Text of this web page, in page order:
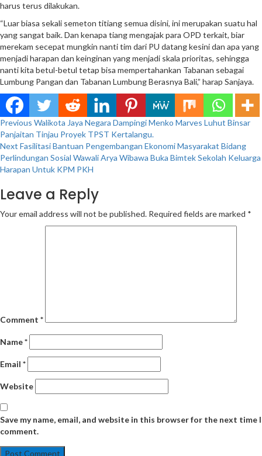
harus terus dilakukan.
“Luar biasa sekali semeton titiang semua disini, ini merupakan suatu hal
yang sangat baik. Dan kenapa tiang mengajak para OPD terkait, biar
merekam secepat mungkin nanti tim dari PU datang kesini dan apa yang
menjadi harapan dan keinginan yang menjadi skala prioritas, sehingga
nanti kita betul-betul tetap bisa mempertahankan Tabanan sebagai
Lumbung Pangan dan Tabanan Lumbung Berasnya Bali,” harap Sanjaya.
Continue
Reading
Previous Walikota Jaya Negara Dampingi Menko Marves Luhut Binsar
Panjaitan Tinjau Proyek TPST Kertalangu.
Next Fasilitasi Bantuan Pengembangan Ekonomi Masyarakat Bidang
Perlindungan Sosial Wawali Arya Wibawa Buka Bimtek Sekolah Keluarga
Harapan Untuk KPM PKH
Leave a Reply
Your email address will not be published. Required fields are marked *
Comment *
Name*
Email *
Website
Save my name, email, and website in this browser for the next time I
comment.